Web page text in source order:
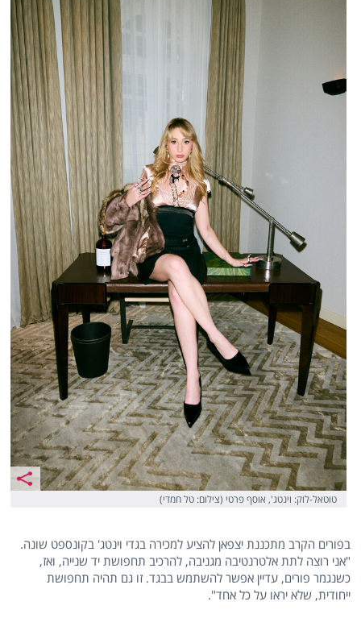
טוטאל-לוק: וינטג', אוסף פרטי (צילום: טל חמדי)
בפורים הקרב מתכננת יצפאן להציע למכירה בגדי וינטג' בקונספט שונה.
"אני רוצה לתת אלטרנטיבה מגניבה, להרכיב תחפושת יד שנייה, ואז,
כשנגמר פורים, עדיין אפשר להשתמש בבגד. זו גם תהיה תחפושת
ייחודית, שלא יראו על כל אחד".